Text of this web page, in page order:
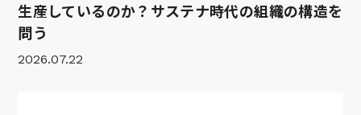
生産しているのか？サステナ時代の組織の構造を
問う
2026.07.22